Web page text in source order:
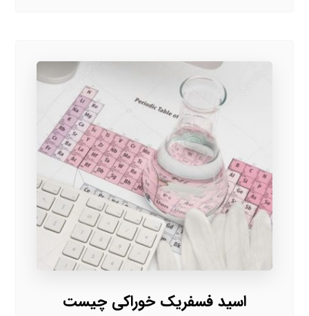
اسید فسفریک خوراکی چیست